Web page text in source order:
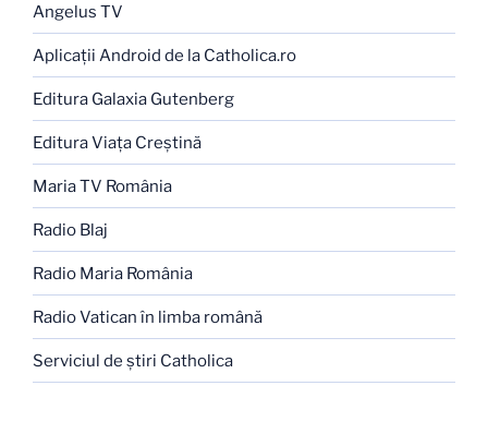
Angelus TV
Aplicaţii Android de la Catholica.ro
Editura Galaxia Gutenberg
Editura Viaţa Creştină
Maria TV România
Radio Blaj
Radio Maria România
Radio Vatican în limba română
Serviciul de ştiri Catholica